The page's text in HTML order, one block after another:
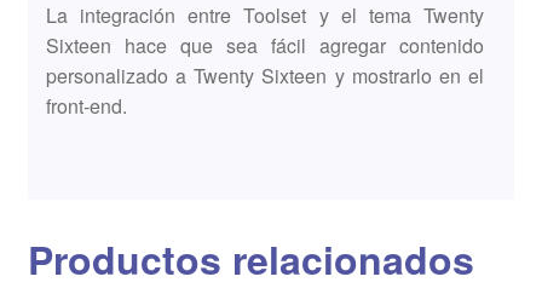
La integración entre Toolset y el tema Twenty
Sixteen hace que sea fácil agregar contenido
personalizado a Twenty Sixteen y mostrarlo en el
front-end.
Productos relacionados